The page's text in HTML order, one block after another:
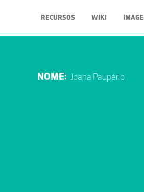
RECURSOS WIKI
NOME: Joana Paupério